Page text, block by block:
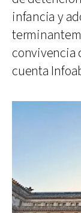
infancia y
convivencia
cuenta